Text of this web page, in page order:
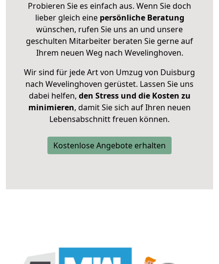
Probieren Sie es einfach aus. Wenn Sie doch
lieber gleich eine persönliche Beratung
wünschen, rufen Sie uns an und unsere
geschulten Mitarbeiter beraten Sie gerne auf
Ihrem neuen Weg nach Wevelinghoven.
Wir sind für jede Art von Umzug von Duisburg
nach Wevelinghoven gerüstet. Lassen Sie uns
dabei helfen, den Stress und die Kosten zu
minimieren, damit Sie sich auf Ihren neuen
Lebensabschnitt freuen können.
Kostenlose Angebote erhalten